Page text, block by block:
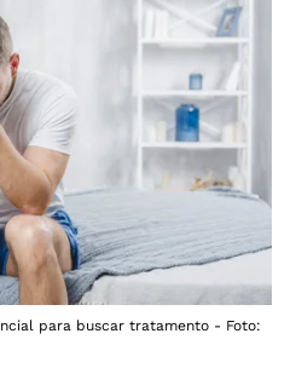
para buscar tratamento - Foto: